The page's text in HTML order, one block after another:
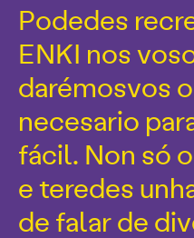
Podedes
ENKI nos
darémosvos
necesario
fácil. Non só
e teredes
de falar de